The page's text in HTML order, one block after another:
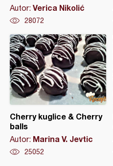
Autor: Verica Nikolić
28072
Cherry kuglice & Cherry
balls
Autor: Marina V. Jevtic
25052